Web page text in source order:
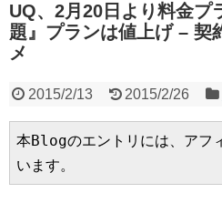
UQ、2月20日より料金プ
題』プランは値上げ – 契
メ
2015/2/13 2015/2/26
本Blogのエントリには、アフ
います。